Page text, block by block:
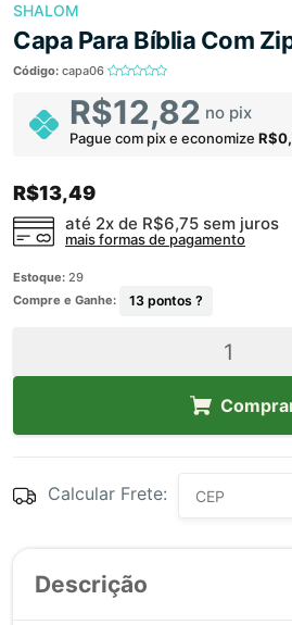
SHALOM
Capa Para Bíblia Com
Código: capa06
R$12,82 no pix
Pague com pix e economize
R$13,49
até 2x de R$6,75 sem juros
mais formas de pagamento
Estoque: 29
Compre e Ganhe:
13 pontos ?
Calcular Frete:
Descrição